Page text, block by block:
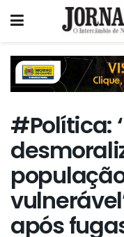
#Política:
após